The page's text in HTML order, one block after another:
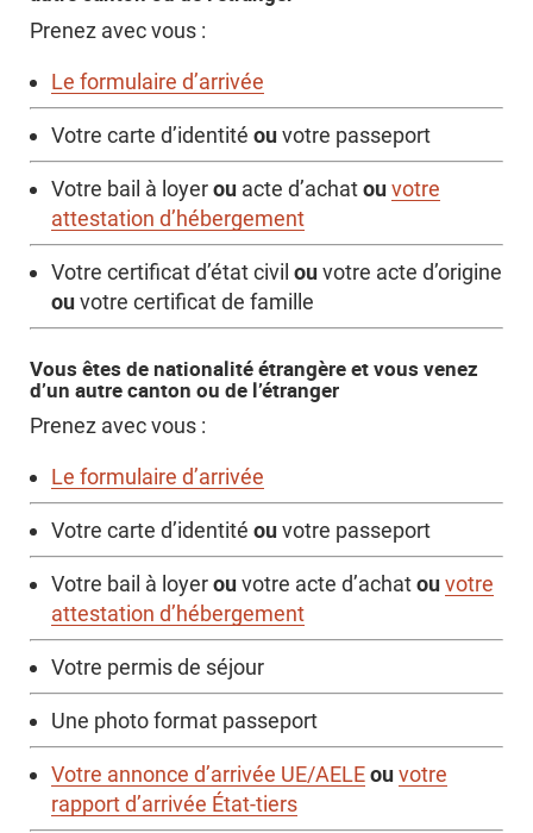
Prenez avec vous :
Le formulaire d’arrivée
Votre carte d’identitéouvotre passeport
Votre bail à loyerou acte d’achatouvotre
attestation d’hébergement
Votre certificat d’état civilouvotre acte d’origine
ouvotre certificat de famille
Vous êtes de nationalité étrangère et vous venez
d’un autre canton ou de l’étranger
Prenez avec vous :
Le formulaire d’arrivée
Votre carte d’identitéouvotre passeport
Votre bail à loyerouvotre acte d’achatouvotre
attestation d’hébergement
Votre permis de séjour
Une photo format passeport
Votre annonce d’arrivée UE/AELEouvotre
rapport d’arrivée État-tiers